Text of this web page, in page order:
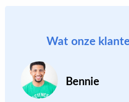
Wat onze
Bennie